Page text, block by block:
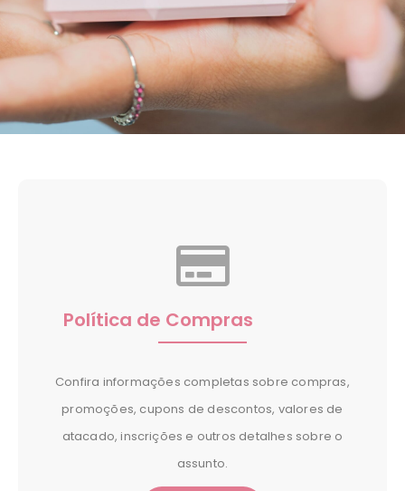
Política de Compras
Confira informações completas sobre compras,
promoções, cupons de descontos, valores de
atacado, inscrições e outros detalhes sobre o
assunto.